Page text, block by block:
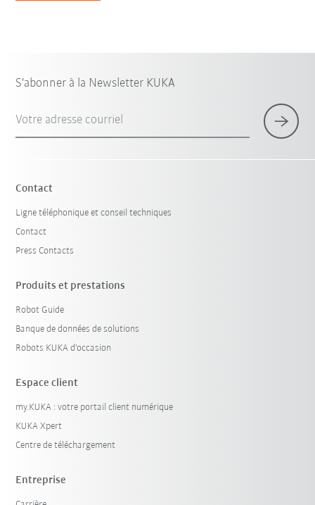
S'abonner à la Newsletter KUKA
Votre adresse courriel
Contact
Ligne téléphonique et conseil techniques
Contact
Press Contacts
Produits et prestations
Robot Guide
Banque de données de solutions
Robots KUKA d'occasion
Espace client
my.KUKA : votre portail client numérique
KUKA Xpert
Centre de téléchargement
Entreprise